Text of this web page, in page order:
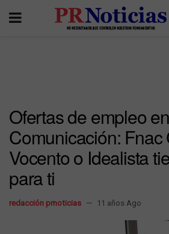
Ofertas de empleo en
Comunicación: Fnac
Vocento o Idealista
para ti
redacción prnoticias 11 años Ago